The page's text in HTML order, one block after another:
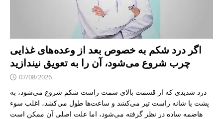
اگر درد شکم به خصوص بعد از وعده‌های غذایی
چرب شروع می‌شود، آن را به تعویق نیندازید
07/08/2026
درد شدیدی که از قسمت بالای سمت راست شکم شروع می‌شود، به
پشت یا شانه راست تیر می‌کشد و ساعت‌ها طول می‌کشد، اغلب سوء
هاضمه ساده در نظر گرفته می‌شود، اما علت اصلی آن ممکن است